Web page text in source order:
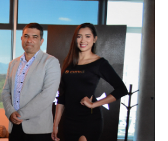
Espectáculos